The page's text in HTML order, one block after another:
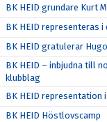
BK HEID grundare Kurt
BK HEID representeras
BK HEID gratulerar
BK HEID – inbjudna till
klubblag
BK HEID representation
BK HEID Höstlovscamp